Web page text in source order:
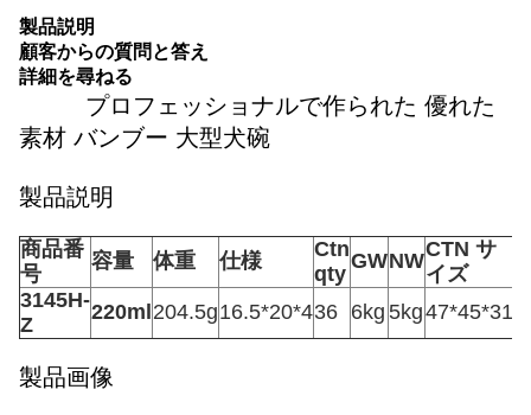
製品説明
顧客からの質問と答え
詳細を尋ねる
プロフェッショナルで作られた 優れた
素材 バンブー 大型犬碗
製品説明
商品番
号
容量 体重 仕様
Ctn
qty
GWNWCTN サ
イズ
3145H-
Z
220ml 204.5g16.5*20*436 6kg 5kg47*45*31
製品画像